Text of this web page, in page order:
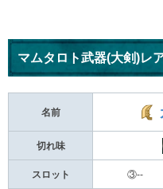
マムタロト武器(大剣)レ
名前
切れ味
スロット ③--